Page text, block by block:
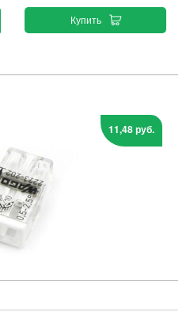
Купить
11,48 руб.